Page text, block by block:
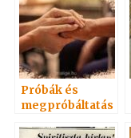
Próbák és
megpróbáltatás